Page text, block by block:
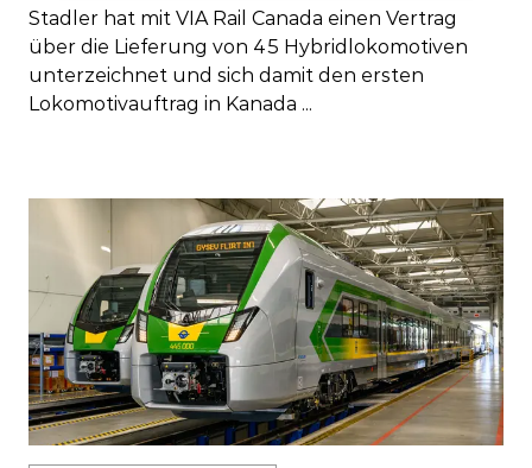
Stadler hat mit VIA Rail Canada einen Vertrag
über die Lieferung von 45 Hybridlokomotiven
unterzeichnet und sich damit den ersten
Lokomotivauftrag in Kanada ...